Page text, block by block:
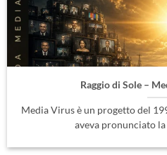
Raggio di Sole –
Media Virus è un progetto del
aveva pronunciato